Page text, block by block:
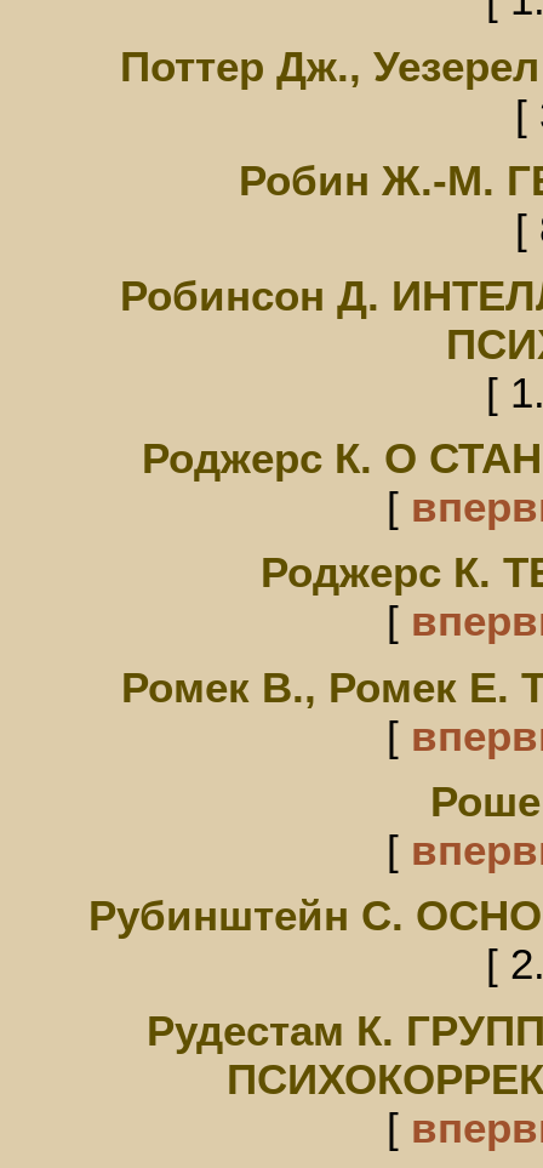
Поттер Дж.,
[
Робин Ж.-М.
[
Робинсон Д.
[
Роджерс К. О
[
Роджерс К.
[
Ромек В., Ромек
[
[
Рубинштейн С.
[
Рудестам К.
[